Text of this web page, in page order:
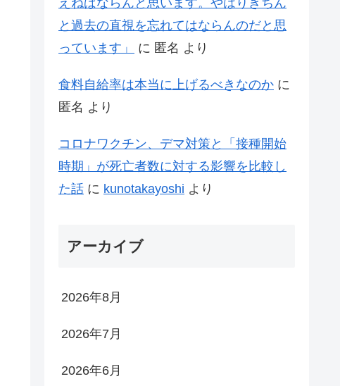
えねばならんと思います。やはりきちん
と過去の直視を忘れてはならんのだと思
っています」
に 匿名 より
食料自給率は本当に上げるべきなのか に
匿名 より
コロナワクチン、デマ対策と「接種開始
時期」が死亡者数に対する影響を比較し
た話 に kunotakayoshi より
アーカイブ
2026年8月
2026年7月
2026年6月